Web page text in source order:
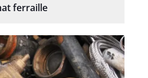
ferraille